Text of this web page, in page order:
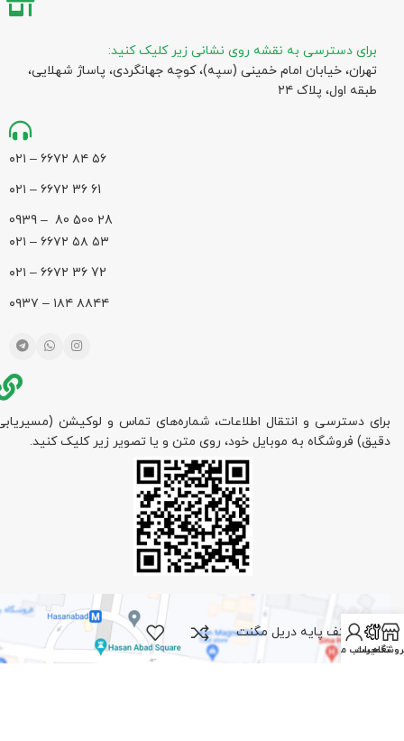
برای دسترسی به نقشه روی نشانی زیر کلیک کنید:
تهران، خیابان امام خمینی (سپه)، کوچه جهانگردی،‌ پاساژ شهلایی،
طبقه اول، پلاک ۲۴
۵۶ ۸۴ ۶۶۷۲ – ۰۲۱
61 36 ۶۶۷۲ – ۰۲۱
28 500 80 – 0939
۵۳ ۵۸ ۶۶۷۲ – ۰۲۱
72 36 ۶۶۷۲ – ۰۲۱
۸۸۴۴ ۱۸۴ – ۰۹۳۷
برای دسترسی و انتقال اطلاعات، شماره‌های تماس و لوکیشن
دقیق) فروشگاه به موبایل خود، روی متن و یا تصویر زیر کلیک کنید.
تعمیرات
حساب من
کف پایه دریل مگنت